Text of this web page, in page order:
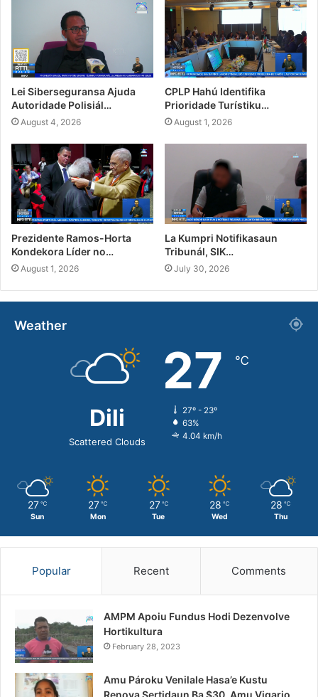
Lei Siberseguransa Ajuda
Autoridade Polisiál…
August 4, 2026
CPLP Hahú Identifika
Prioridade Turístiku…
August 1, 2026
Prezidente Ramos-Horta
Kondekora Líder no…
August 1, 2026
La Kumpri Notifikasaun
Tribunál, SIK…
July 30, 2026
Weather
Dili
Scattered Clouds
27 ℃
27º - 23º
63%
4.04 km/h
27 ℃
Sun
27 ℃
Mon
27 ℃
Tue
28 ℃
Wed
28 ℃
Thu
Popular Recent Comments
AMPM Apoiu Fundus Hodi Dezenvolve
Hortikultura
February 28, 2023
Amu Pároku Venilale Hasa’e Kustu
Renova Sertidaun Ba $30, Amu Vigario